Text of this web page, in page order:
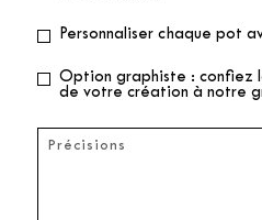
Personnaliser chaque pot
Option graphiste : confiez
de votre création à notre